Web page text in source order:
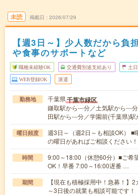
未読 掲載日 2026/07/29
【週3日～】少人数だから負
や食事のサポートなど
職種未経験OK 交通費別途支給あり 土
WEB登録OK 派遣
勤務地 千葉県千葉市緑区
鎌取駅から---分／土気駅から---
田駅から---分／学園前(千葉県)駅
曜日頻度
週3日～（週2日～も相談OK） ■
の曜日があればご相談ください！
時間
9:00～18:00（休憩60分）■ご希
OK！早番 7:00～16:00遅番 …
期間
【現在も積極採用中！急募！
～3日後の就業も相談可能です！